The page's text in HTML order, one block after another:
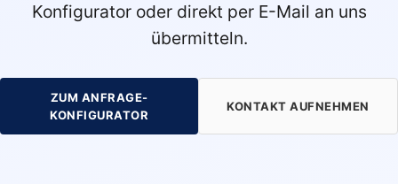
Konfigurator oder direkt per E-Mail an uns
übermitteln.
ZUM ANFRAGE-
KONFIGURATOR
KONTAKT AUFNEHMEN